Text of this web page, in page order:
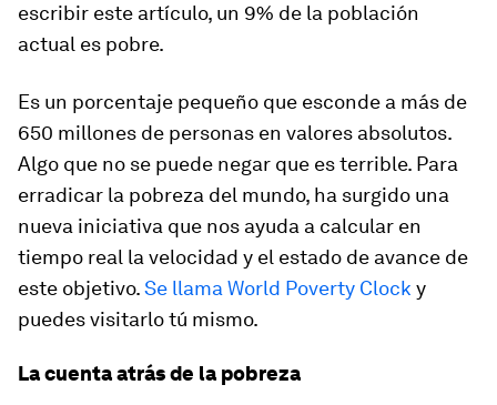
escribir este artículo, un 9% de la población
actual es pobre.
Es un porcentaje pequeño que esconde a más de
650 millones de personas en valores absolutos.
Algo que no se puede negar que es terrible. Para
erradicar la pobreza del mundo, ha surgido una
nueva iniciativa que nos ayuda a calcular en
tiempo real la velocidad y el estado de avance de
este objetivo.Se llama World Poverty Clock y
puedes visitarlo tú mismo.
La cuenta atrás de la pobreza